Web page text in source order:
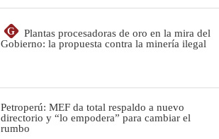
G
Plantas procesadoras de oro en la mira del
Gobierno: la propuesta contra la minería ilegal
Petroperú: MEF da total respaldo a nuevo
directorio y “lo empodera” para cambiar el
rumbo